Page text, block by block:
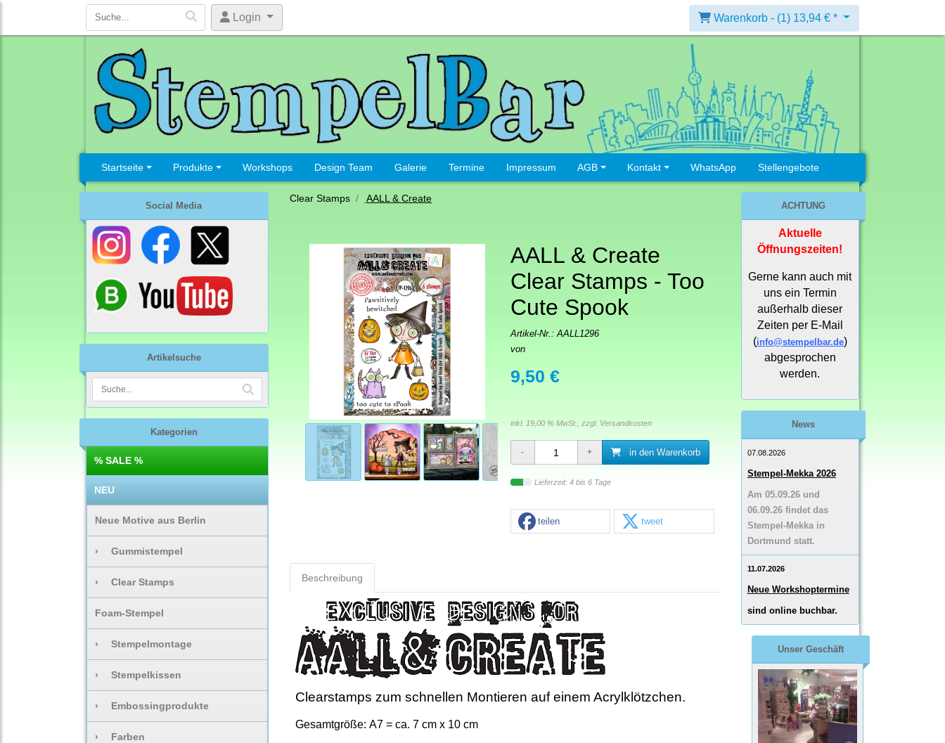
Login Warenkorb - (1) 13,94 € *
Startseite Produkte Workshops Design Team Galerie Termine Impressum AGB Kontakt WhatsApp Stellengebote
Social Media
Artikelsuche
Kategorien
% SALE %
NEU
Neue Motive aus Berlin
› Gummistempel
› Clear Stamps
Foam-Stempel
› Stempelmontage
› Stempelkissen
› Embossingprodukte
› Farben
Clear Stamps AALL & Create
AALL & Create
Clear Stamps - Too
Cute Spook
Artikel-Nr.:AALL1296
von
9,50 €
inkl. 19,00 % MwSt., zzgl. Versandkosten
in den Warenkorb
Lieferzeit: 4 bis 6 Tage
teilen tweet
Beschreibung
Clearstamps zum schnellen Montieren auf einem Acrylklötzchen.
Gesamtgröße: A7 = ca. 7 cm x 10 cm
ACHTUNG
Aktuelle
Öffnungszeiten!
Gerne kann auch mit
uns ein Termin
außerhalb dieser
Zeiten per E-Mail
(info@stempelbar.de)
abgesprochen
werden.
News
07.08.2026
Stempel-Mekka 2026
Am 05.09.26 und
06.09.26 findet das
Stempel-Mekka in
Dortmund statt.
11.07.2026
Neue Workshoptermine
sind online buchbar.
Unser Geschäft